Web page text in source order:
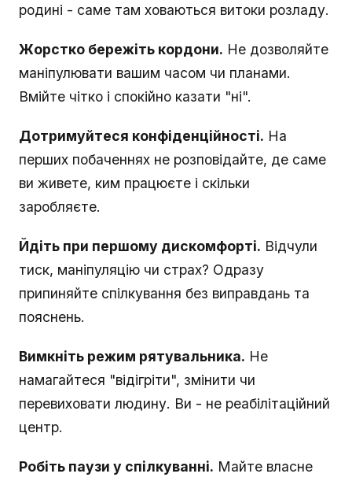
родині - саме там ховаються витоки розладу.
Жорстко бережіть кордони. Не дозволяйте
маніпулювати вашим часом чи планами.
Вмійте чітко і спокійно казати "ні".
Дотримуйтеся конфіденційності. На
перших побаченнях не розповідайте, де саме
ви живете, ким працюєте і скільки
заробляєте.
Йдіть при першому дискомфорті. Відчули
тиск, маніпуляцію чи страх? Одразу
припиняйте спілкування без виправдань та
пояснень.
Вимкніть режим рятувальника. Не
намагайтеся "відігріти", змінити чи
перевиховати людину. Ви - не реабілітаційний
центр.
Робіть паузи у спілкуванні. Майте власне